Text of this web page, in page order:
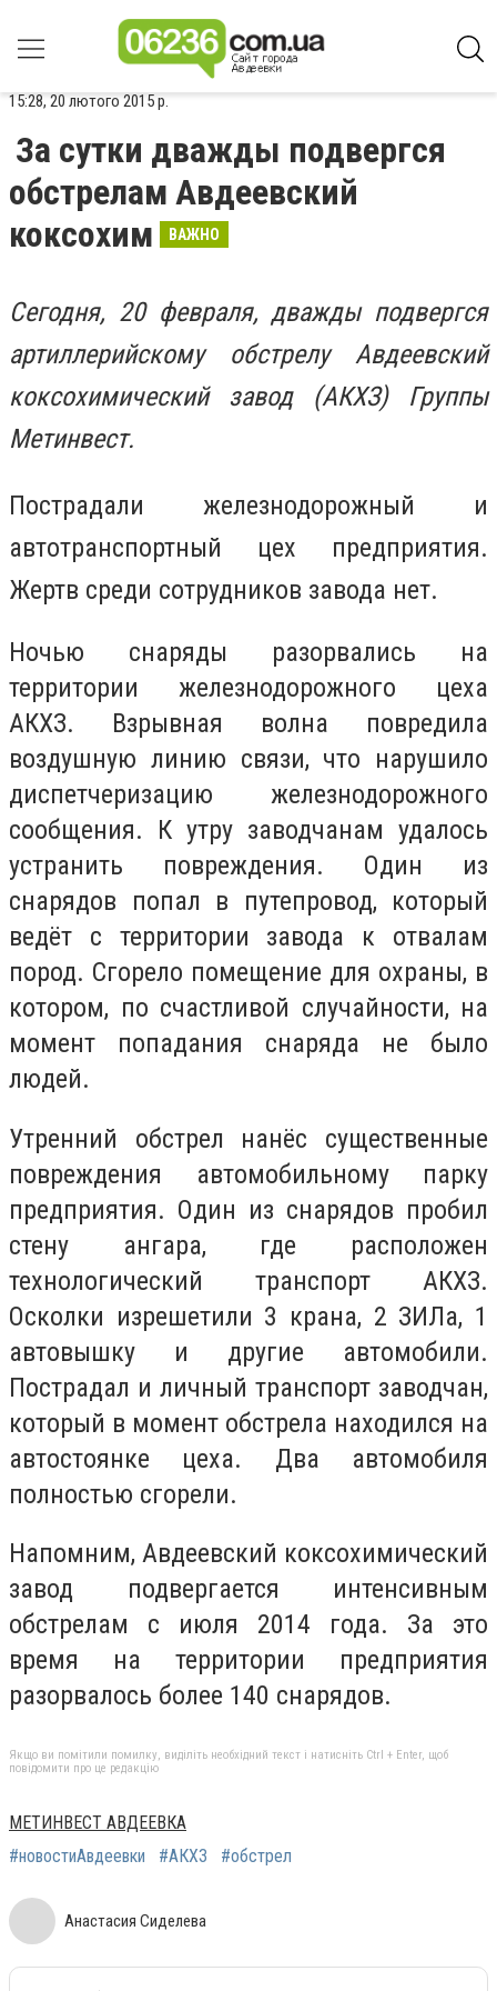
15:28, 20 лютого 2015 р.
За сутки дважды подвергся
обстрелам Авдеевский
коксохим
ВАЖНО
Сегодня, 20 февраля, дважды подвергся
артиллерийскому обстрелу Авдеевский
коксохимический завод (АКХЗ) Группы
Метинвест.
Пострадали железнодорожный и
автотранспортный цех предприятия.
Жертв среди сотрудников завода нет.
Ночью снаряды разорвались на
территории железнодорожного цеха
АКХЗ. Взрывная волна повредила
воздушную линию связи, что нарушило
диспетчеризацию железнодорожного
сообщения. К утру заводчанам удалось
устранить повреждения. Один из
снарядов попал в путепровод, который
ведёт с территории завода к отвалам
пород. Сгорело помещение для охраны, в
котором, по счастливой случайности, на
момент попадания снаряда не было
людей.
Утренний обстрел нанёс существенные
повреждения автомобильному парку
предприятия. Один из снарядов пробил
стену ангара, где расположен
технологический транспорт АКХЗ.
Осколки изрешетили 3 крана, 2 ЗИЛа, 1
автовышку и другие автомобили.
Пострадал и личный транспорт заводчан,
который в момент обстрела находился на
автостоянке цеха. Два автомобиля
полностью сгорели.
Напомним, Авдеевский коксохимический
завод подвергается интенсивным
обстрелам с июля 2014 года. За это
время на территории предприятия
разорвалось более 140 снарядов.
Якщо ви помітили помилку, виділіть необхідний текст і натисніть Ctrl + Enter, щоб
повідомити про це редакцію
МЕТИНВЕСТ АВДЕЕВКА
#новостиАвдеевки
#АКХЗ #обстрел
Анастасия Сиделева